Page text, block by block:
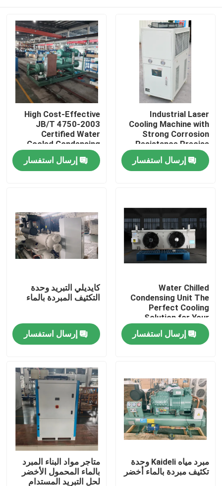
منتجات
معلومات عنا
جولة في المصنع
مراقبة الجودة
أخبار
القضايا
Industrial Laser
Cooling Machine with
Strong Corrosion
Resistance Precise
Temperature Control
and Low Noise
إرسال استفسار
High Cost-Effective
JB/T 4750-2003
Certified Water
Cooled Condensing
Unit with 1 Year
Warrantyإرسال استفسار
Water Chilled
Condensing Unit The
Perfect Cooling
Solution for Your
Commercial Needs
Ambient Temperature
5C To 43C
إرسال استفسار
كايديلي التبريد وحدة
التكثيف المبردة بالماء
إرسال استفسار
مبرد مياه Kaideli وحدة
تكثيف مبردة بالماء أخضر
متاجر مواد البناء المبرد
بالماء المحمول الأخضر
لحل التبريد المستدام